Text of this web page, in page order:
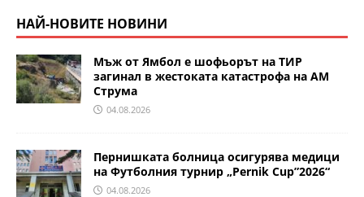
gr
a
m
s
A
p
p
e
b
o
o
НАЙ-НОВИТЕ НОВИНИ
Мъж от Ямбол е шофьорът на ТИР
загинал в жестоката катастрофа на АМ
Струма
04.08.2026
Пернишката болница осигурява медици
на Футболния турнир „Pernik Cup”2026“
04.08.2026